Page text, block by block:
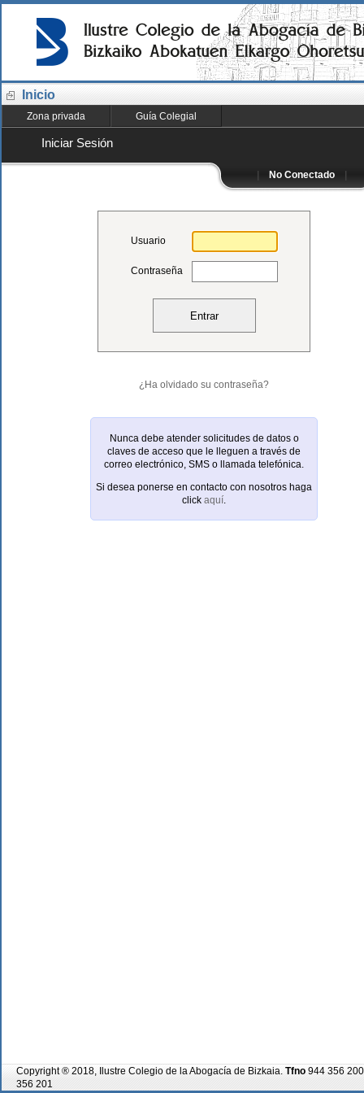
Inicio
Zona privada Guía Colegial
Iniciar Sesión
| No Conectado |
Usuario
Contraseña
¿Ha olvidado su contraseña?
Nunca debe atender solicitudes de datos o
claves de acceso que le lleguen a través de
correo electrónico, SMS o llamada telefónica.
Si desea ponerse en contacto con nosotros haga
click aquí
Copyright ® 2018, Ilustre Colegio de la Abogacía de Bizkaia. Tfno944 356
356 201